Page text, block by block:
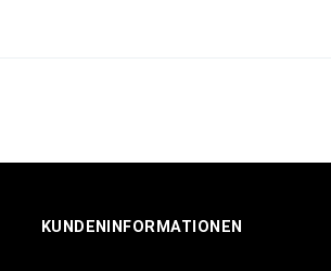
KUNDENINFORMATIONEN